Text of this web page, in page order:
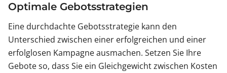
Optimale Gebotsstrategien
Eine durchdachte Gebotsstrategie kann den
Unterschied zwischen einer erfolgreichen und einer
erfolglosen Kampagne ausmachen. Setzen Sie Ihre
Gebote so, dass Sie ein Gleichgewicht zwischen Kosten